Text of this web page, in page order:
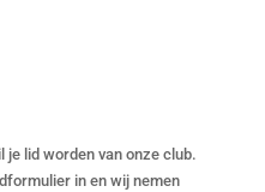
je lid worden van onze club.
in en wij nemen